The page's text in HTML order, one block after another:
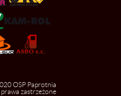
OSP Paprotnia
zastrzeżone